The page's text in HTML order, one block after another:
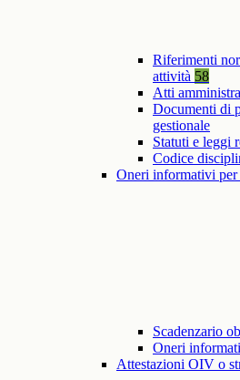
Riferimenti
attività 58
Atti
Documenti di
gestionale
Statuti e leggi
Codice
Oneri informativi per
Scadenzario
Oneri
Attestazioni OIV o